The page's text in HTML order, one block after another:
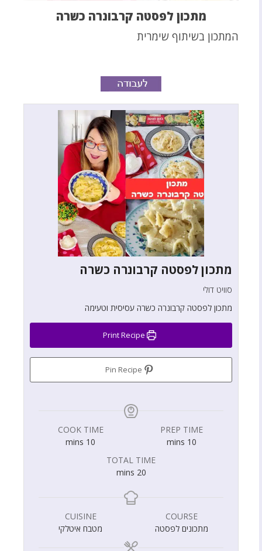
מתכון לפסטה קרבונרה כשרה
המתכון בשיתוף שימרית
מתכון לפסטה קרבונרה כשרה
סוויט דולי
מתכון לפסטה קרבונרה כשרה עסיסית וטעימה
PREP TIME
10
mins
COOK TIME
10
mins
TOTAL TIME
20
mins
COURSE
מתכונים לפסטה
CUISINE
מטבח איטלקי